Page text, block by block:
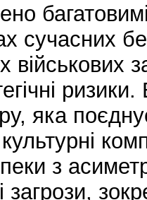
сучасних
військових
яка
культурні
з